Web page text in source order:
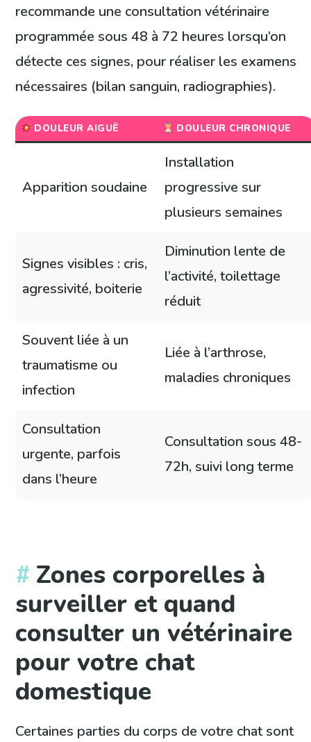
recommande une consultation vétérinaire
programmée sous 48 à 72 heures lorsqu’on
détecte ces signes, pour réaliser les examens
nécessaires (bilan sanguin, radiographies).
DOULEUR AIGUË DOULEUR CHRONIQUE
Apparition soudaine
Installation
progressive sur
plusieurs semaines
Signes visibles : cris,
agressivité, boiterie
Diminution lente de
l’activité, toilettage
réduit
Souvent liée à un
traumatisme ou
infection
Liée à l’arthrose,
maladies chroniques
Consultation
urgente, parfois
dans l’heure
Consultation sous 48-
72h, suivi long terme
Zones corporelles à
surveiller et quand
consulter un vétérinaire
pour votre chat
domestique
Certaines parties du corps de votre chat sont